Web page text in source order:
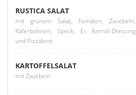
RUSTICA SALAT
mit grünem Salat, Tomaten, Zwiebeln,
Käferbohnen, Speck, Ei, Kernöl-Dressing
und Pizzabrot
KARTOFFELSALAT
mit Zwiebeln